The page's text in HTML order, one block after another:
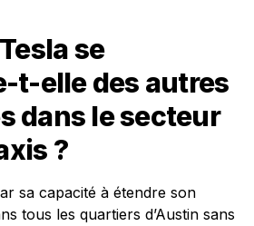
se
t-elle des autres
dans le secteur
?
sa capacité à étendre son
tous les quartiers d’Austin sans